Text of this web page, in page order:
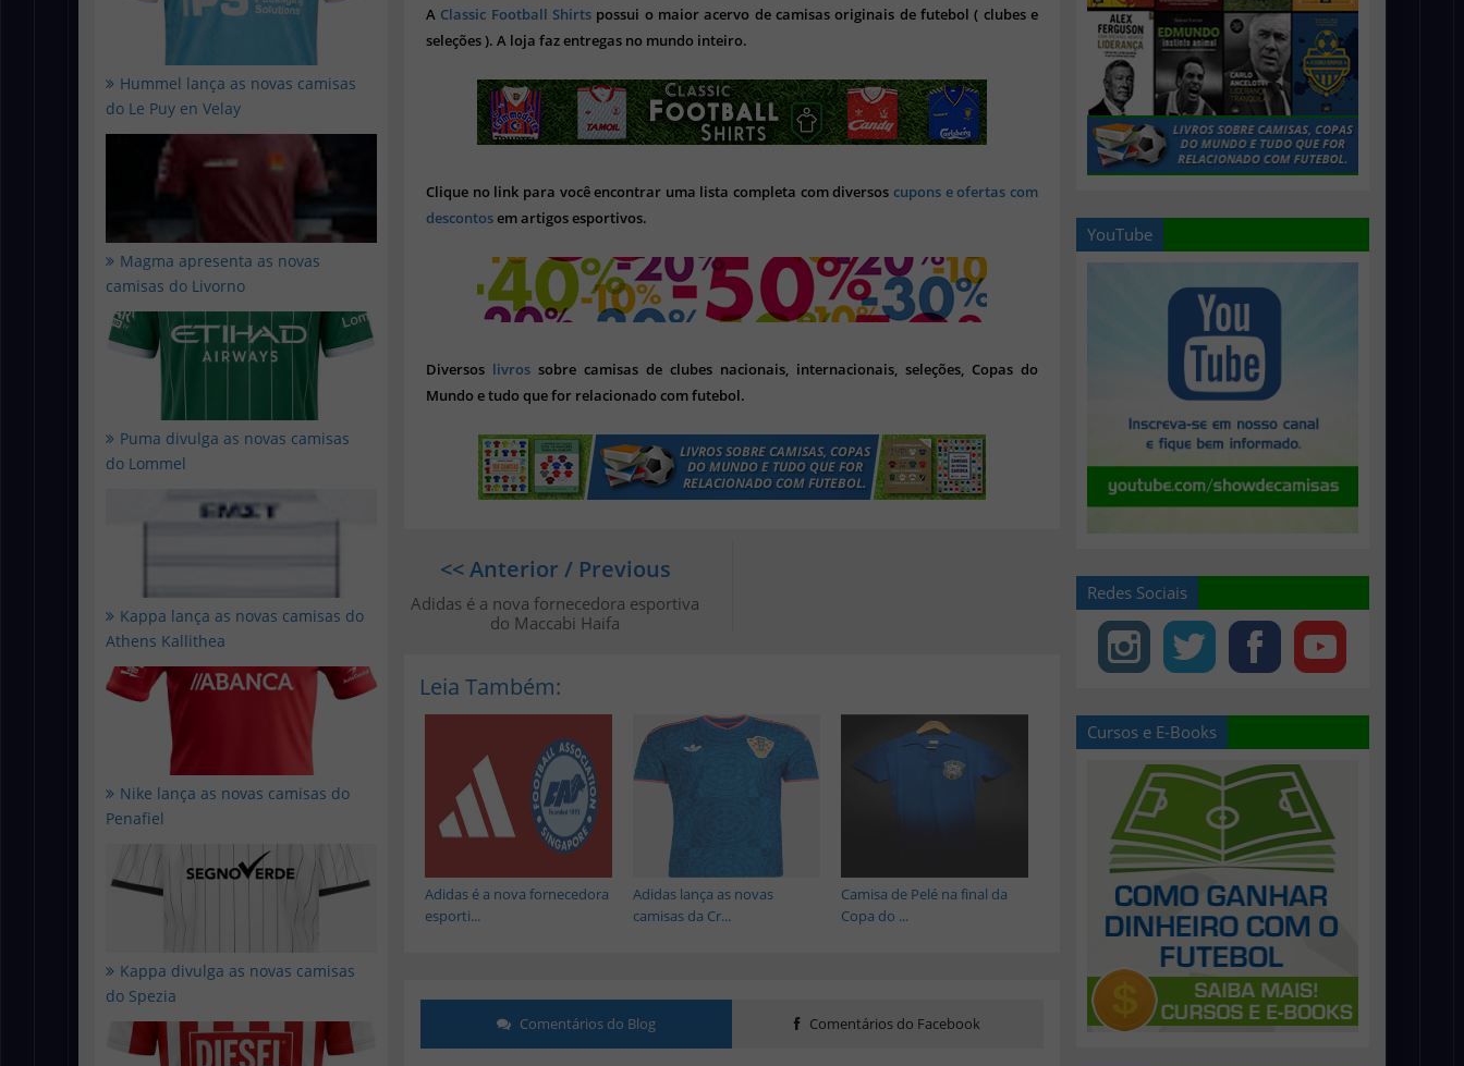
Hummel lança as novas camisas
do Le Puy en Velay
Magma apresenta as novas
camisas do Livorno
Puma divulga as novas camisas
do Lommel
Kappa lança as novas camisas do
Athens Kallithea
Nike lança as novas camisas do
Penafiel
Kappa divulga as novas camisas
do Spezia
A Classic Football Shirts possui o maior acervo de camisas originais de futebol ( clubes e
seleções ). A loja faz entregas no mundo inteiro.
Clique no link para você encontrar uma lista completa com diversoscupons e ofertas com
descontosem artigos esportivos.
Diversos livros sobre camisas de clubes nacionais, internacionais, seleções, Copas do
Mundo e tudo que for relacionado com futebol.
<< Anterior / Previous
Adidas é a nova fornecedora esportiva
do Maccabi Haifa
Leia Também:
Camisa de Pelé na final da
Copa do ...
Adidas lança as novas
camisas da Cr...
Adidas é a nova fornecedora
esporti...
Comentários do Blog Comentários do Facebook
YouTube
Redes Sociais
Cursos e E-Books